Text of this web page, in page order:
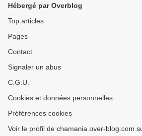
Hébergé par Overblog
Top articles
Pages
Contact
Signaler un abus
C.G.U.
Cookies et données personnelles
Préférences cookies
Voir le profil de chamania.over-blog.com